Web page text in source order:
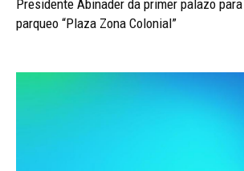
Presidente Abinader da primer palazo
parqueo “Plaza Zona Colonial”